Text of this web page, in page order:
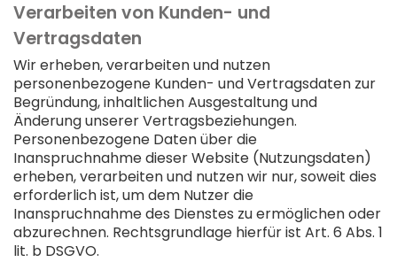
Verarbeiten von Kunden- und
Vertragsdaten
Wir erheben, verarbeiten und nutzen
personenbezogene Kunden- und Vertragsdaten zur
Begründung, inhaltlichen Ausgestaltung und
Änderung unserer Vertragsbeziehungen.
Personenbezogene Daten über die
Inanspruchnahme dieser Website (Nutzungsdaten)
erheben, verarbeiten und nutzen wir nur, soweit dies
erforderlich ist, um dem Nutzer die
Inanspruchnahme des Dienstes zu ermöglichen oder
abzurechnen. Rechtsgrundlage hierfür ist Art. 6 Abs. 1
lit. b DSGVO.